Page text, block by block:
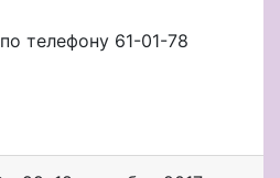
телефону 61-01-78